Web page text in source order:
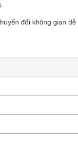
đổi không gian dễ